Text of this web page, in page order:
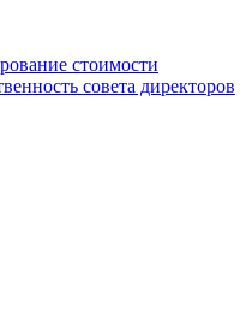
стоимости
совета директоров